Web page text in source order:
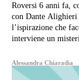
Roversi 6 anni fa,
con Dante Alighieri
l’ispirazione che
interviene un
Alessandra Chiaradia